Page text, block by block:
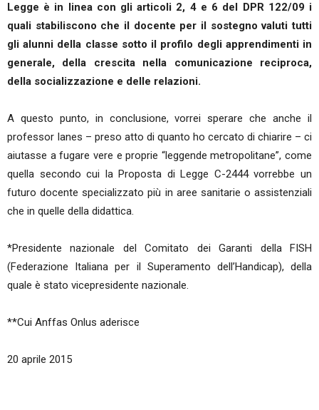
Legge è in linea con gli articoli 2, 4 e 6 del DPR 122/09 i
quali stabiliscono che il docente per il sostegno valuti tutti
gli alunni della classe sotto il profilo degli apprendimenti in
generale, della crescita nella comunicazione reciproca,
della socializzazione e delle relazioni.
A questo punto, in conclusione, vorrei sperare che anche il
professor Ianes – preso atto di quanto ho cercato di chiarire – ci
aiutasse a fugare vere e proprie “leggende metropolitane”, come
quella secondo cui la Proposta di Legge C-2444 vorrebbe un
futuro docente specializzato più in aree sanitarie o assistenziali
che in quelle della didattica.
*Presidente nazionale del Comitato dei Garanti della FISH
(Federazione Italiana per il Superamento dell’Handicap), della
quale è stato vicepresidente nazionale.
**Cui Anffas Onlus aderisce
20 aprile 2015